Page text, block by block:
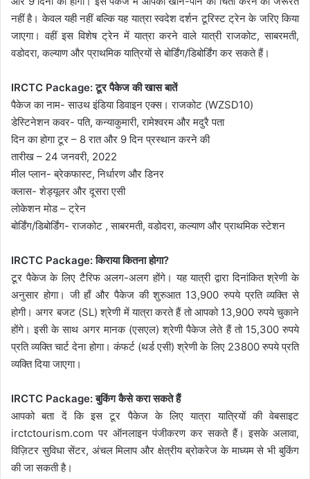
नहीं है। केवल यही नहीं बल्कि यह यात्रा स्वदेश दर्शन टूरिस्ट ट्रेन के जरिए किया
जाएगा। वहीं इस विशेष ट्रेन में यात्रा करने वाले यात्री राजकोट, साबरमती,
वडोदरा, कल्याण और प्राथमिक यात्रियों से बोर्डिंग/डिबोर्डिंग कर सकते हैं।
IRCTC Package: टूर पैकेज की खास बातें
पैकेज का नाम- साउथ इंडिया डिवाइन एक्स। राजकोट (WZSD10)
डेस्टिनेशन कवर- पति, कन्याकुमारी, रामेश्वरम और मदुरै पता
दिन का होगा टूर – 8 रात और 9 दिन प्रस्थान करने की
तारीख – 24 जनवरी, 2022
मील प्लान- ब्रेकफास्ट, निर्धारण और डिनर
क्लास- शेड्यूलर और दूसरा एसी
लोकेशन मोड – ट्रेन
बोर्डिंग/डिबोर्डिंग- राजकोट , साबरमती, वडोदरा, कल्याण और प्राथमिक स्टेशन
IRCTC Package: किराया कितना होगा?
टूर पैकेज के लिए टैरिफ अलग-अलग होंगे। यह यात्री द्वारा दिनांकित श्रेणी के
अनुसार होगा। जी हाँ और पैकेज की शुरुआत 13,900 रुपये प्रति व्यक्ति से
होगी। अगर बजट (SL) श्रेणी में यात्रा करते हैं तो आपको 13,900 रुपये चुकाने
होंगे। इसी के साथ अगर मानक (एसएल) श्रेणी पैकेज लेते हैं तो 15,300 रुपये
प्रति व्यक्ति चार्ट देना होगा। कंफर्ट (थर्ड एसी) श्रेणी के लिए 23800 रुपये प्रति
व्यक्ति दिया जाएगा।
IRCTC Package: बुकिंग कैसे करा सकते हैं
आपको बता दें कि इस टूर पैकेज के लिए यात्रा यात्रियों की वेबसाइट
irctctourism.com पर ऑनलाइन पंजीकरण कर सकते हैं। इसके अलावा,
विज़िटर सुविधा सेंटर, अंचल मिलाप और क्षेत्रीय ब्रोकरेज के माध्यम से भी बुकिंग
की जा सकती है।